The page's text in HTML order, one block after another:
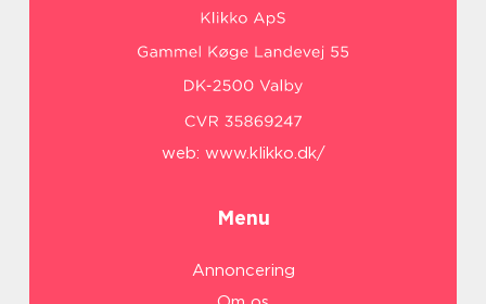
web: www.klikko.dk/
Menu
Annoncering